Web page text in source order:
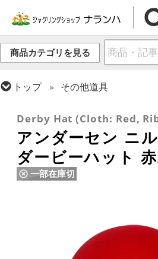
商品カテゴリを見る
トップ
その他道具
Derby Hat (Cloth: Red,
アンダーセン ニ
ダービーハット
一部在庫切